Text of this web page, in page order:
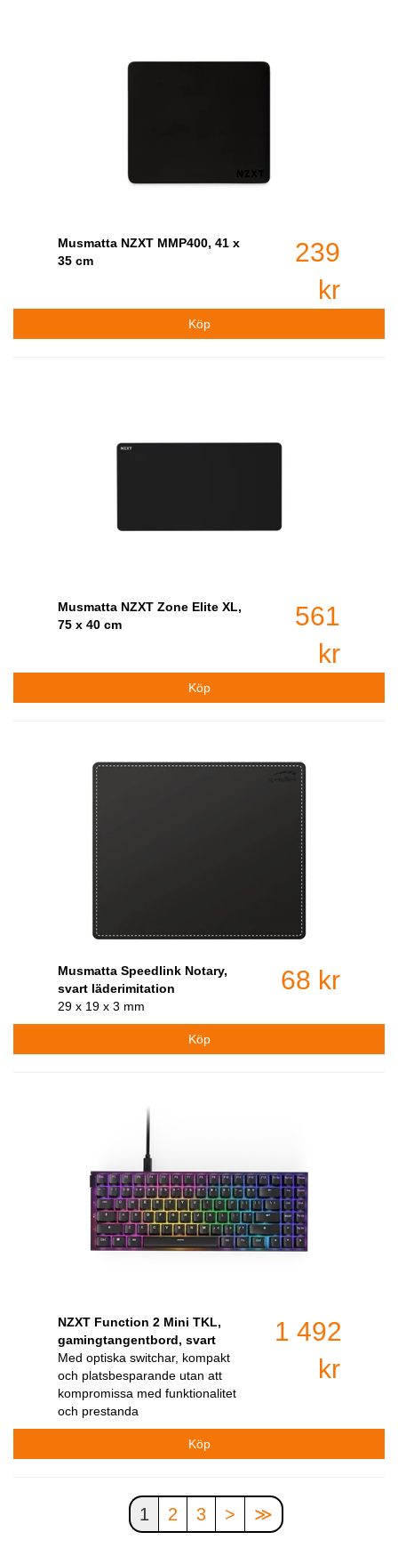
Musmatta NZXT MMP400, 41 x
35 cm
239
kr
Musmatta NZXT Zone Elite XL,
75 x 40 cm
561
kr
Musmatta Speedlink Notary,
svart läderimitation
29 x 19 x 3 mm
68 kr
NZXT Function 2 Mini TKL,
gamingtangentbord, svart
Med optiska switchar, kompakt
och platsbesparande utan att
kompromissa med funktionalitet
och prestanda
1 492
kr
1 2 3 > ≫